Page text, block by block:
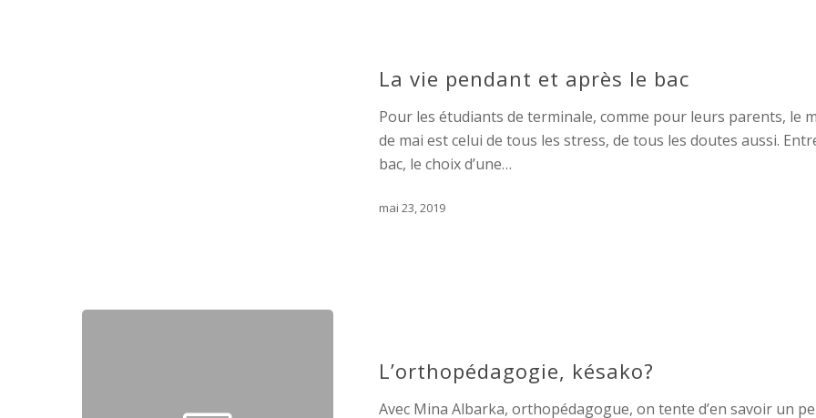
La vie pendant et après le bac
Pour les étudiants de terminale, comme pour leurs parents, le
de mai est celui de tous les stress, de tous les doutes aussi.
bac, le choix d’une…
mai 23, 2019
L’orthopédagogie, késako?
Avec Mina Albarka, orthopédagogue, on tente d’en savoir un